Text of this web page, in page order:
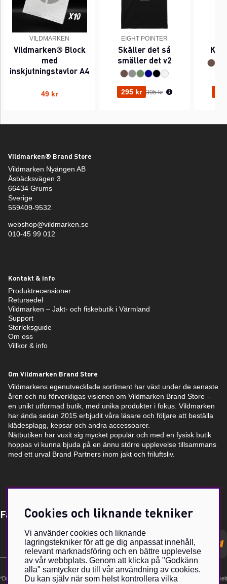
VILDMARKEN
Vildmarken® Block
med
inskjutningstavlor A4
49 kr
EIGHT POINTER
Skäller det så
smäller det v2
295 kr Ordinarie pris:
395 kr
Vildmarken® Brand Store
Vildmarken Nyängen AB
Åsbäcksvägen 3
66434 Grums
Sverige
559409-9532
webshop@vildmarken.se
010-45 99 012
Kontakt & info
Produktrecensioner
Retursedel
Vildmarken – Jakt- och fiskebutik i Värmland
Support
Storleksguide
Om oss
Villkor & info
Om Vildmarken Brand Store
Vildmarkens egenutvecklade sortiment har växt under de senaste
åren och nu förverkligas visionen om Vildmarken Brand Store –
en unikt utformad butik, med unika produkter i fokus. Vildmarken
har ända sedan 2015 erbjudit våra läsare och följare att beställa
klädesplagg, kepsar och andra accessoarer.
Nätbutiken har vuxit sig mycket populär och med en fysisk butik
hoppas vi kunna bjuda på en ännu större upplevelse tillsammans
med ett urval Brand Partners inom jakt och friluftsliv.
Få Magasin Vildmarken direkt till din e-post!*
postadress
*Du kan även få erbjudanden och nyheter från samarbetspartners. Din prenumeration är helt
Cookies och liknande tekniker
Vi använder cookies och liknande
lagringstekniker för att ge dig anpassat innehåll,
relevant marknadsföring och en bättre upplevelse
av vår webbplats. Genom att klicka på "Godkänn
alla" samtycker du till vår användning av cookies.
Du kan själv när som helst kontrollera vilka